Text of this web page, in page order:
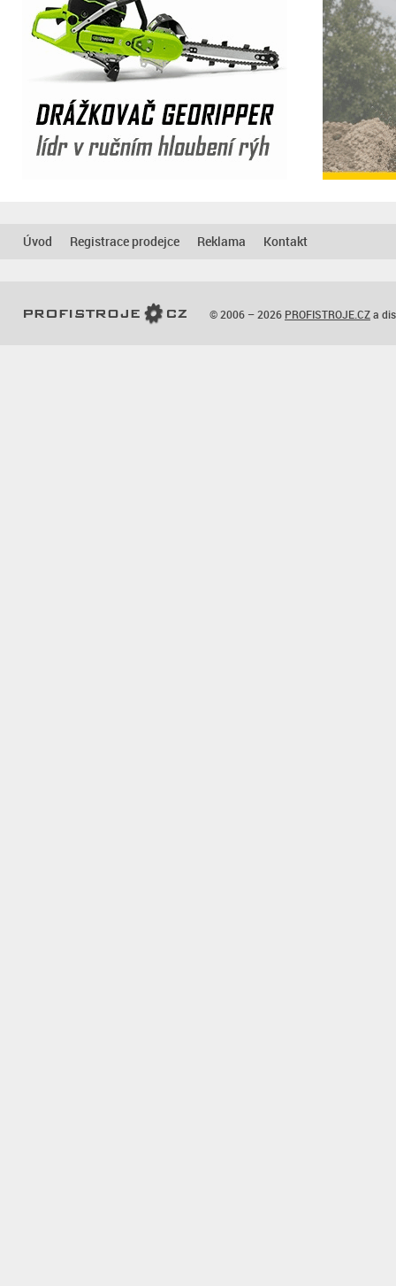
Úvod Registrace prodejce Reklama Kontakt
© 2006 – 2026 PROFISTROJE.CZa